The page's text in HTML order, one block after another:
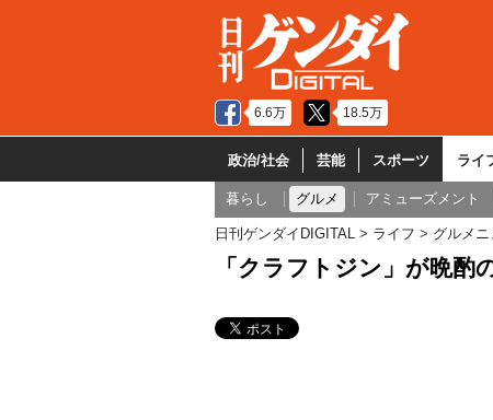
6.6万 18.5万
政治/社会 芸能 スポーツ ライ
暮らし グルメ アミューズメント
日刊ゲンダイDIGITAL ライフ グルメニ
「クラフトジン」が晩酌